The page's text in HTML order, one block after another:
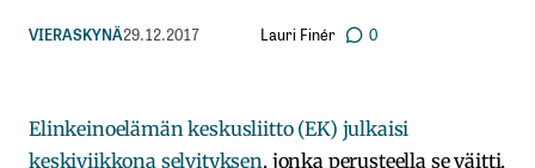
VIERASKYNÄ29.12.2017 Lauri Finér 0
Elinkeinoelämän keskusliitto (EK) julkaisi
keskiviikkona selvityksen, jonka perusteella se väitti,